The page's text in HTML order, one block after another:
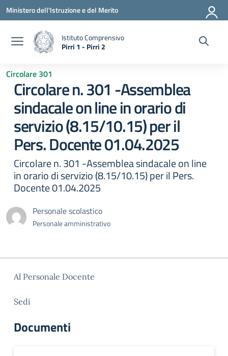
Vai ai contenuti
Vai al menu di navigazione
Vai al footer
Ministero dell'Istruzione e del Merito
Istituto Comprensivo
Pirri 1 - Pirri 2
Circolare 301
Circolare n. 301 -Assemblea
sindacale on line in orario di
servizio (8.15/10.15) per il
Pers. Docente 01.04.2025
Circolare n. 301 -Assemblea sindacale on line
in orario di servizio (8.15/10.15) per il Pers.
Docente 01.04.2025
Personale scolastico
Personale amministrativo
Al Personale Docente
Sedi
Documenti